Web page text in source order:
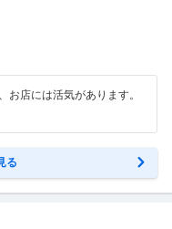
お店には活気があります。
る